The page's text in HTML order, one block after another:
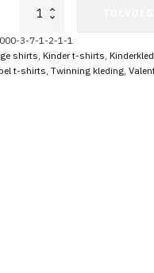
King
Prince
Shirts
Set
3-7-1-2-1-1
shirts,Kinder t-shirts,
t-shirts,Twinning kleding,